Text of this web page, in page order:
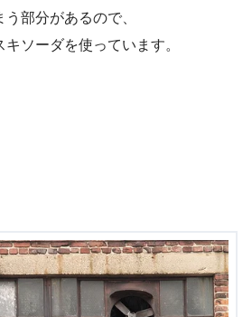
部分があるので、
ソーダを使っています。